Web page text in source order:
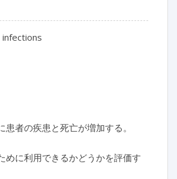
者の疾患と死亡が増加する。
めに利用できるかどうかを評価す